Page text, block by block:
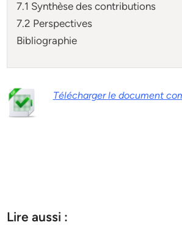
7.1 Synthèse des contributions
7.2 Perspectives
Bibliographie
Télécharger le document
Lire aussi :